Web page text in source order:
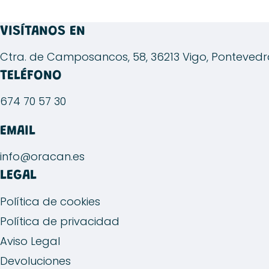
VISÍTANOS EN
Ctra. de Camposancos, 58, 36213 Vigo,
TELÉFONO
674 70 57 30
EMAIL
info@oracan.es
LEGAL
Política de cookies
Política de privacidad
Aviso Legal
Devoluciones